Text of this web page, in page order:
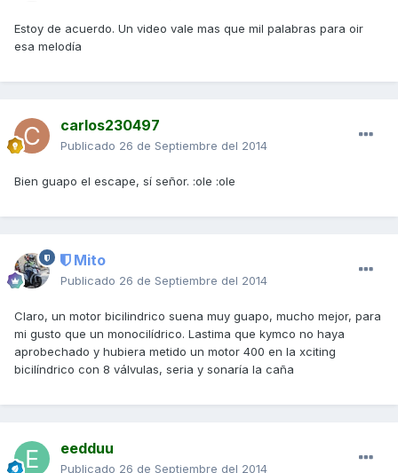
Estoy de acuerdo. Un video vale mas que mil palabras para oir
esa melodía
carlos230497
Publicado 26 de Septiembre del 2014
Bien guapo el escape, sí señor. :ole :ole
Mito
Publicado 26 de Septiembre del 2014
Claro, un motor bicilindrico suena muy guapo, mucho mejor, para
mi gusto que un monocilídrico. Lastima que kymco no haya
aprobechado y hubiera metido un motor 400 en la xciting
bicilíndrico con 8 válvulas, seria y sonaría la caña
eedduu
Publicado 26 de Septiembre del 2014